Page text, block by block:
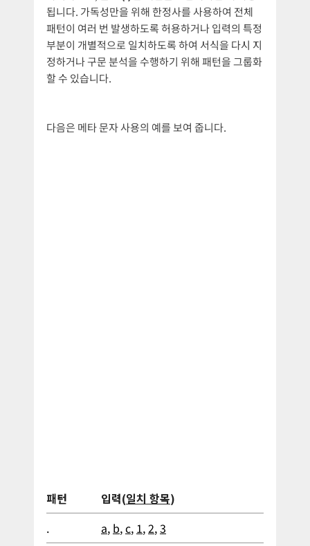
됩니다. 가독성만을 위해 한정사를 사용하여 전체
패턴이 여러 번 발생하도록 허용하거나 입력의 특정
부분이 개별적으로 일치하도록 하여 서식을 다시 지
정하거나 구문 분석을 수행하기 위해 패턴을 그룹화
할 수 있습니다.
다음은 메타 문자 사용의 예를 보여 줍니다.
패턴 입력(일치 항목)
.
a, b,c, 1,2,3